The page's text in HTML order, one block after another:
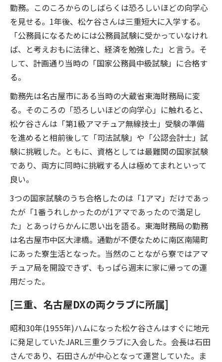
勤務。このころからのしばらくは恐ろしいほどの向学心
を見せる。1年後、松ケ谷さんは三重短大に入学する。
「公務員になるためには公務員試験に受かっていなけれ
ば、と考えおもに法律と、経済を勉強した」と言う。そ
して、計画通り当時の「国家公務員中級試験」に合格す
る。
勤務先は名古屋市にある当時の大蔵省東海財務局に変
る。そのころの「恐ろしいほどの向学心」に触れると、
松ケ谷さんは「第1級アマチュア無線技士」受験の準備
を進めると相前後して「司法試験」や「公認会計士」試
験に挑戦した。ともに、資格としては最難関の国家試験
であり、両方に同時に挑戦する人は極めてまれといって
良い。
3つの国家試験のうち合格したのは「1アマ」だけであっ
たが「1番うれしかったのが1アマであったので満足し
た」とあっけらかんに思い出を語る。東海財務局の勤務
は名古屋市中区大津橋。通勤が不便なために南区南陽町
にあった寮生活となった。当然のことながら寮ではアマ
チュア局を開設できず、もっぱら週末に家に帰っての運
用だった。
[三重、名古屋DXの両クラブに所属]
昭和30年(1955年)ハムになった松ケ谷さんはすぐに地元
に発足していたJARL三重クラブに入会した。会長は石田
さんであり、石田さんが中心となって運営していた。ま